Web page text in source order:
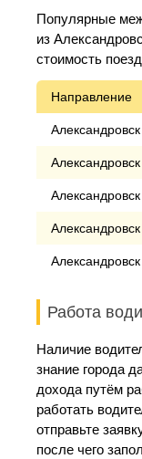
Популярные
из
стоимость
Направление
Работа
Наличие
знание города
дохода путём
работать
отправьте
после чего